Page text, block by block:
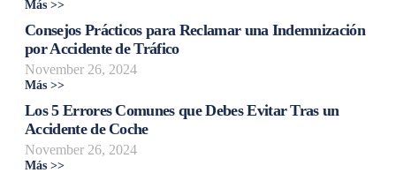
Más >>
Consejos Prácticos para Reclamar una Indemnización
por Accidente de Tráfico
November 26, 2024
Más >>
Los 5 Errores Comunes que Debes Evitar Tras un
Accidente de Coche
November 26, 2024
Más >>